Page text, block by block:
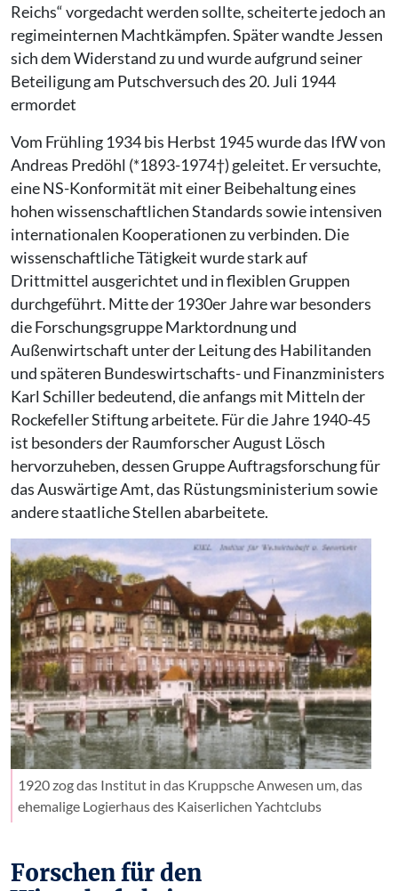
Reichs“ vorgedacht werden sollte, scheiterte jedoch an
regimeinternen Machtkämpfen. Später wandte Jessen
sich dem Widerstand zu und wurde aufgrund seiner
Beteiligung am Putschversuch des 20. Juli 1944
ermordet
Vom Frühling 1934 bis Herbst 1945 wurde das IfW von
Andreas Predöhl (*1893-1974†) geleitet. Er versuchte,
eine NS-Konformität mit einer Beibehaltung eines
hohen wissenschaftlichen Standards sowie intensiven
internationalen Kooperationen zu verbinden. Die
wissenschaftliche Tätigkeit wurde stark auf
Drittmittel ausgerichtet und in flexiblen Gruppen
durchgeführt. Mitte der 1930er Jahre war besonders
die Forschungsgruppe Marktordnung und
Außenwirtschaft unter der Leitung des Habilitanden
und späteren Bundeswirtschafts- und Finanzministers
Karl Schiller bedeutend, die anfangs mit Mitteln der
Rockefeller Stiftung arbeitete. Für die Jahre 1940-45
ist besonders der Raumforscher August Lösch
hervorzuheben, dessen Gruppe Auftragsforschung für
das Auswärtige Amt, das Rüstungsministerium sowie
andere staatliche Stellen abarbeitete.
1920 zog das Institut in das Kruppsche Anwesen um, das
ehemalige Logierhaus des Kaiserlichen Yachtclubs
Forschen für den